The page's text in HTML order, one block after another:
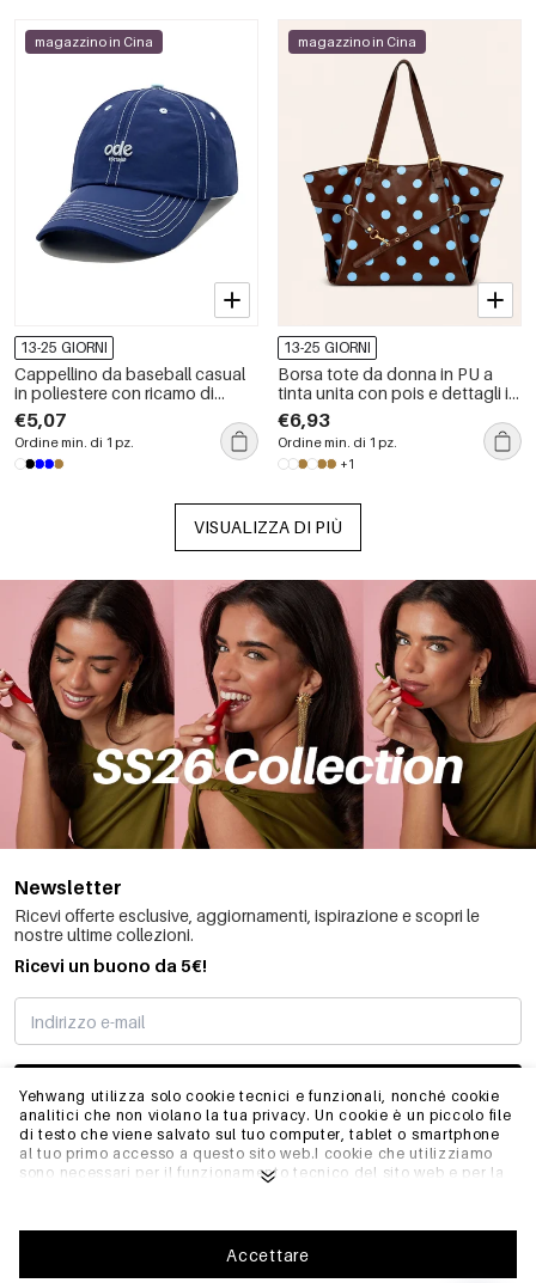
Yehwang utilizza solo cookie tecnici e funzionali, nonché cookie
analitici che non violano la tua privacy. Un cookie è un piccolo file
di testo che viene salvato sul tuo computer, tablet o smartphone
al tuo primo accesso a questo sito web.I cookie che utilizziamo
sono necessari per il funzionamento tecnico del sito web e per la
permettono anche di ottimizzare il nostro sito web.Per garantire
una buona esperienza di navigazione e acquisto su Yehwang, ti
Accettare
magazzino in Cina
13-25 GIORNI
Cappellino da baseball casual
in poliestere con ricamo di
lettere in colori misti
€5,07
Ordine min. di 1 pz.
magazzino in Cina
13-25 GIORNI
Borsa tote da donna in PU a
tinta unita con pois e dettagli in
metallo, stile casual.
€6,93
Ordine min. di 1 pz.
+1
VISUALIZZA DI PIÙ
Newsletter
Ricevi offerte esclusive, aggiornamenti, ispirazione e scopri le
nostre ultime collezioni.
Ricevi un buono da 5€!
MI STO REGISTRANDO
INFO